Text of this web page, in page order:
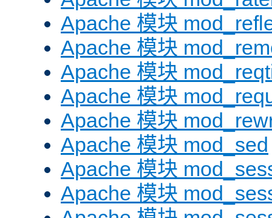
Apache 模块
Apache 模块
Apache 模块
Apache 模块
Apache 模块
Apache 模块 mod_sed
Apache 模块
Apache 模块